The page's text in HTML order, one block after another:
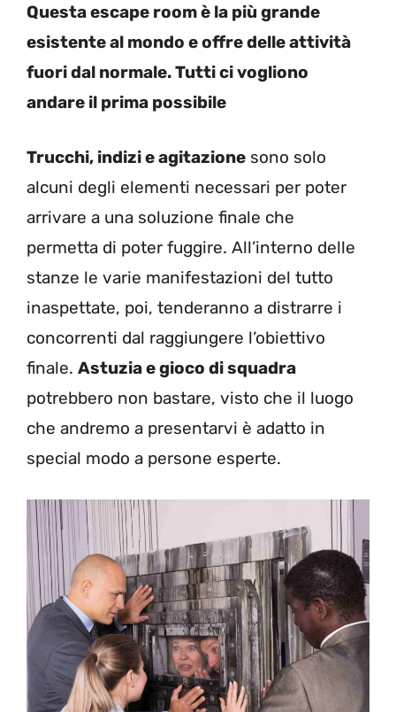
Questa escape room è la più grande
esistente al mondo e offre delle attività
fuori dal normale. Tutti ci vogliono
andare il prima possibile
Trucchi, indizi e agitazione sono solo
alcuni degli elementi necessari per poter
arrivare a una soluzione finale che
permetta di poter fuggire. All’interno delle
stanze le varie manifestazioni del tutto
inaspettate, poi, tenderanno a distrarre i
concorrenti dal raggiungere l’obiettivo
finale. Astuzia e gioco di squadra
potrebbero non bastare, visto che il luogo
che andremo a presentarvi è adatto in
special modo a persone esperte.